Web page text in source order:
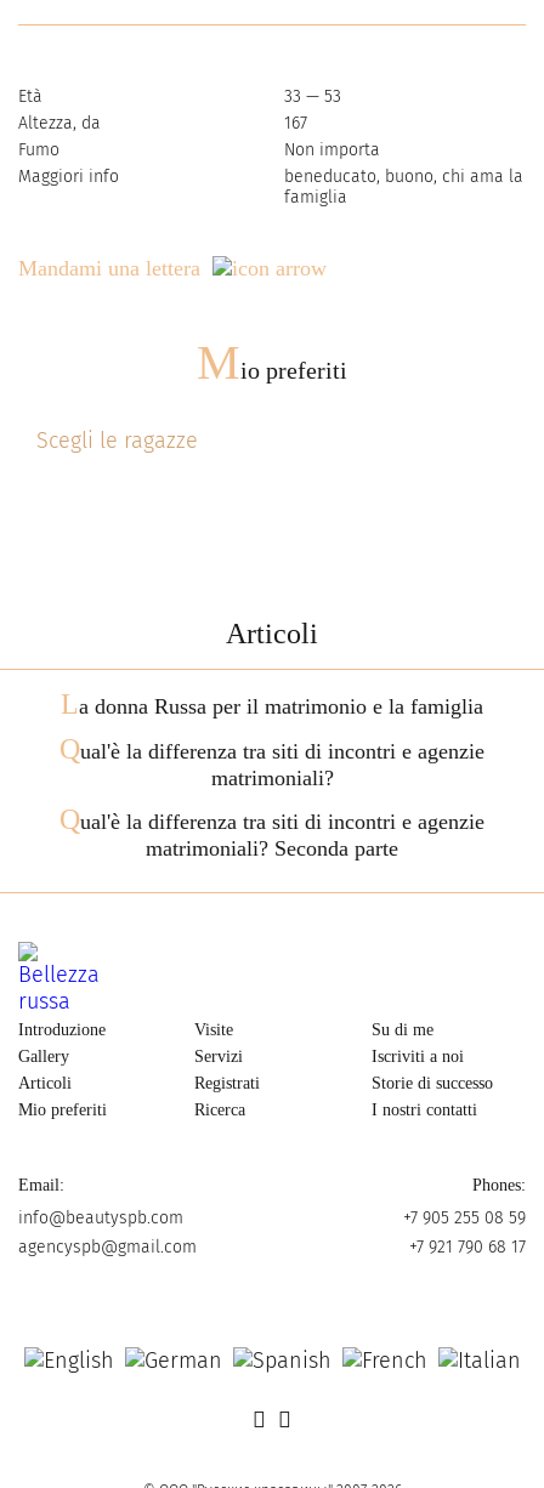
Età
33 — 53
Altezza, da
167
Fumo
Non importa
Maggiori info
beneducato, buono, chi ama la
famiglia
Mandami una lettera
Mio preferiti
Scegli le ragazze
Articoli
La donna Russa per il matrimonio e la famiglia
Qual'è la differenza tra siti di incontri e agenzie
matrimoniali?
Qual'è la differenza tra siti di incontri e agenzie
matrimoniali? Seconda parte
Introduzione
Gallery
Articoli
Mio preferiti
Visite
Servizi
Registrati
Ricerca
Su di me
Iscriviti a noi
Storie di successo
I nostri contatti
Email:
info@beautyspb.com
agencyspb@gmail.com
Phones:
+7 905 255 08 59
+7 921 790 68 17